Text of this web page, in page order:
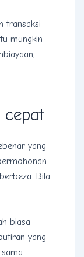
transaksi
mungkin
yang
Bila
biasa
yang